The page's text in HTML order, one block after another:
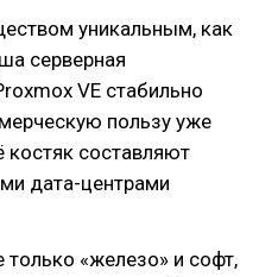
уникальным, как
серверная
VE стабильно
пользу уже
костяк составляют
дата-центрами
только «железо» и софт,